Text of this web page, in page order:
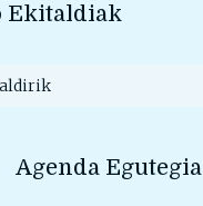
Ekitaldiak
Agenda Egutegia